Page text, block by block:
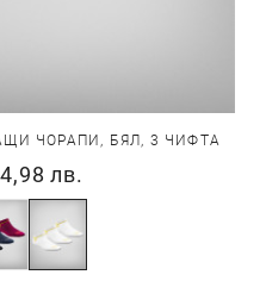
ЧОРАПИ, БЯЛ, 3 ЧИФТА
лв.